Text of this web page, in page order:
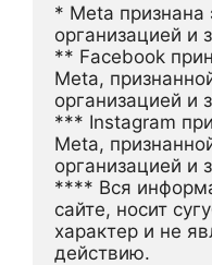
* Meta признана
организацией и
** Facebook
Meta,
организацией и
*** Instagram
Meta,
организацией и
**** Вся
сайте, носит
характер и не
действию.